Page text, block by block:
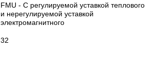
FMU - С регулируемой уставкой теплового
и нерегулируемой уставкой
электромагнитного
32